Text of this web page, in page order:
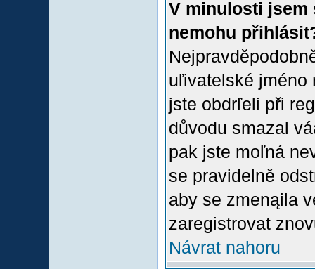
V minulosti jsem
nemohu
uľivatelské jméno
jste obdrľeli při
důvodu smazal
pak jste moľná
se pravidelně
aby se zmenąila
zaregistrovat
Návrat nahoru